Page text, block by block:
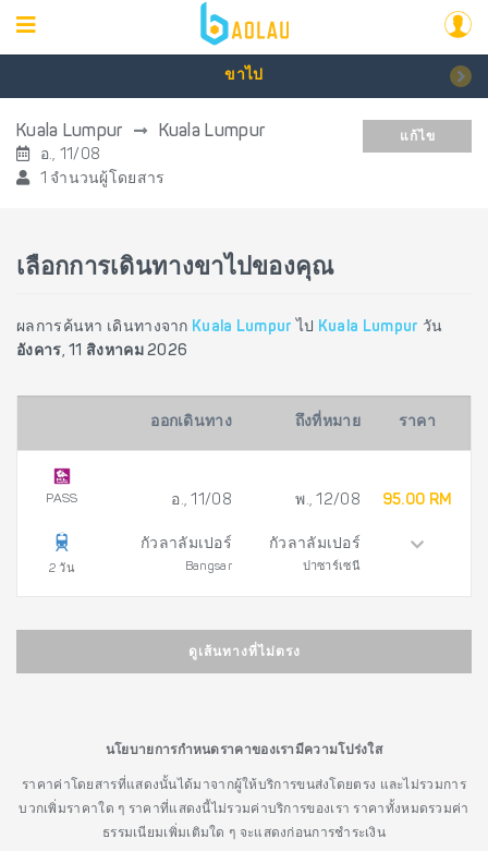
ขาไป
Kuala Lumpur Kuala Lumpur
อ., 11/08
1 จำนวนผู้โดยสาร
แก้ไข
เลือกการเดินทางขาไปของคุณ
ผลการค้นหา เดินทางจาก Kuala Lumpur ไป Kuala Lumpur วัน
อังคาร, 11 สิงหาคม 2026
ออกเดินทาง ถึงที่หมาย ราคา
PASS
2 วัน
อ., 11/08
กัวลาลัมเปอร์
Bangsar
พ., 12/08
กัวลาลัมเปอร์
ปาซาร์เซนี
95.00 RM
ดูเส้นทางที่ไม่ตรง
นโยบายการกำหนดราคาของเรามีความโปร่งใส
ราคาค่าโดยสารที่แสดงนั้นได้มาจากผู้ให้บริการขนส่งโดยตรง และไม่รวมการ
บวกเพิ่มราคาใด ๆ ราคาที่แสดงนี้ไม่รวมค่าบริการของเรา ราคาทั้งหมดรวมค่า
ธรรมเนียมเพิ่มเติมใด ๆ จะแสดงก่อนการชำระเงิน